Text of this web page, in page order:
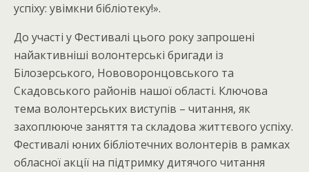
успіху: увімкни бібліотеку!».
До участі у Фестивалі цього року запрошені
найактивніші волонтерські бригади із
Білозерського, Нововоронцовського та
Скадовського районів нашої області. Ключова
тема волонтерських виступів – читання, як
захоплююче заняття та складова життєвого успіху.
Фестивалі юних бібліотечних волонтерів в рамках
обласної акції на підтримку дитячого читання